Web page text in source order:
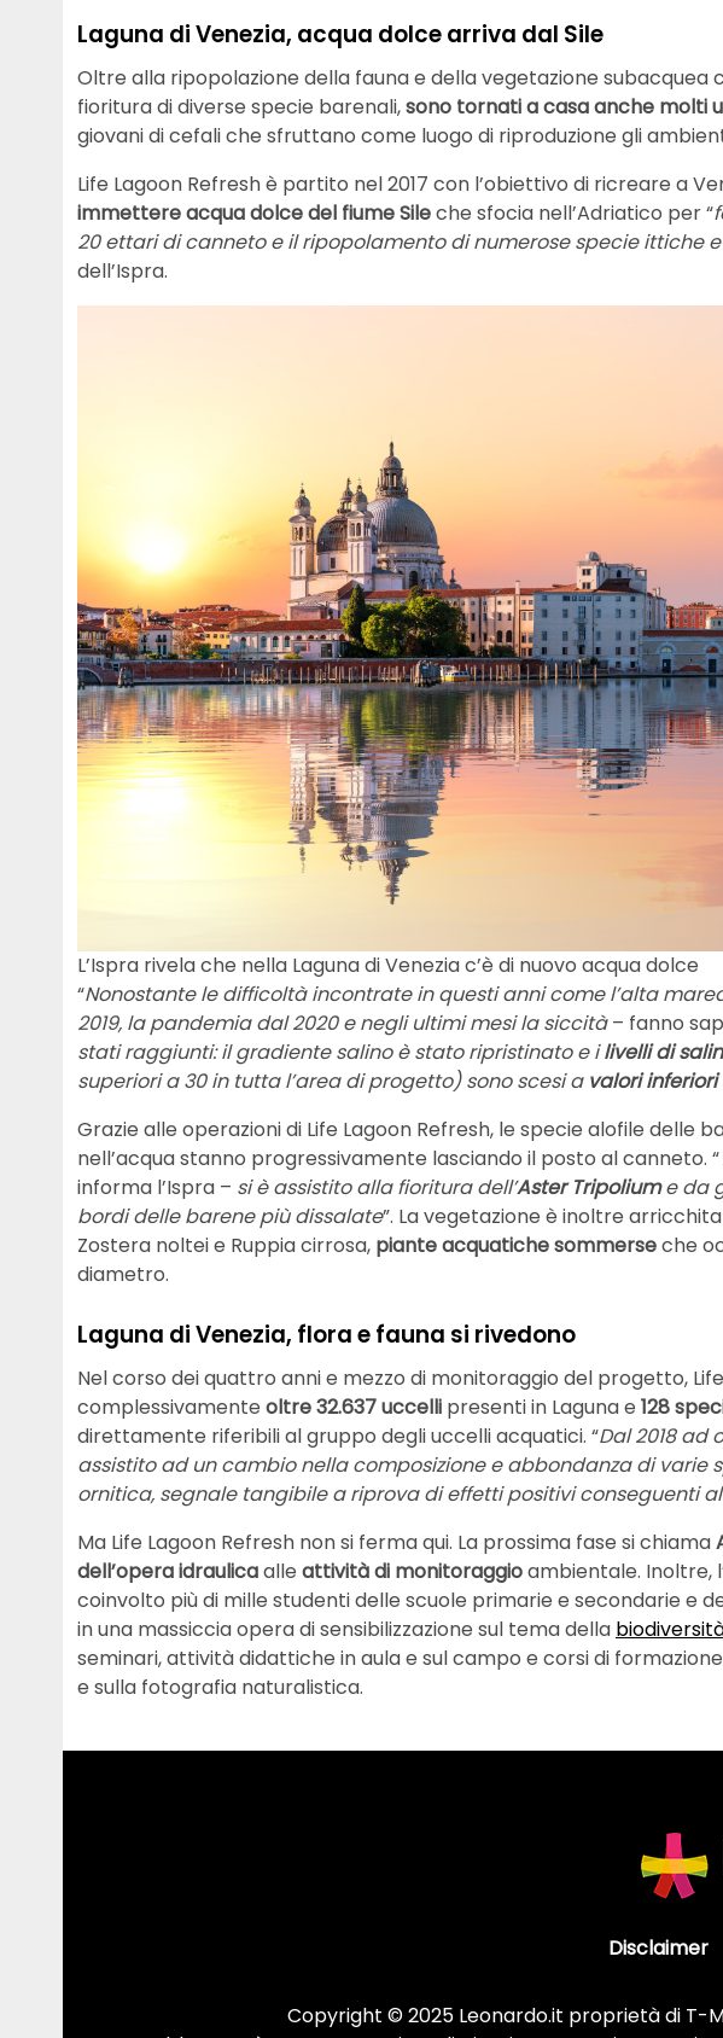
Laguna di Venezia, acqua dolce arriva dal Sile
Oltre alla ripopolazione della fauna e della vegetazione
fioritura di diverse specie barenali,sono tornati a casa anche molti
giovani di cefali che sfruttano come luogo di riproduzione gli
Life Lagoon Refresh è partito nel 2017 con l’obiettivo di ricreare a
immettere acqua dolce del fiume Sileche sfocia nell’Adriatico per “
20 ettari di canneto e il ripopolamento di numerose specie ittiche
dell’Ispra.
L’Ispra rivela che nella Laguna di Venezia c’è di nuovo acqua dolce
“Nonostante le difficoltà incontrate in questi anni come l’alta
2019, la pandemia dal 2020 e negli ultimi mesi la siccità– fanno
stati raggiunti: il gradiente salino è stato ripristinato e ilivelli di
superiori a 30 in tutta l’area di progetto) sono scesi a valori inferiori
Grazie alle operazioni di Life Lagoon Refresh, le specie alofile delle
nell’acqua stanno progressivamente lasciando il posto al canneto. “
informa l’Ispra – si è assistito alla fioritura dell’Aster Tripoliume da
bordi delle barene più dissalate”. La vegetazione è inoltre
Zostera noltei e Ruppia cirrosa, piante acquatiche sommerseche
diametro.
Laguna di Venezia, flora e fauna si rivedono
Nel corso dei quattro anni e mezzo di monitoraggio del progetto,
complessivamente oltre 32.637 uccelli presenti in Laguna e 128
direttamente riferibili al gruppo degli uccelli acquatici. “Dal 2018 ad
assistito ad un cambio nella composizione e abbondanza di varie
ornitica, segnale tangibile a riprova di effetti positivi conseguenti
Ma Life Lagoon Refresh non si ferma qui. La prossima fase si chiama
dell’opera idraulicaalle attività di monitoraggioambientale. Inoltre,
coinvolto più di mille studenti delle scuole primarie e secondarie e
in una massiccia opera di sensibilizzazione sul tema della
seminari, attività didattiche in aula e sul campo e corsi di
e sulla fotografia naturalistica.
Disclaimer
Copyright © 2025 Leonardo.it proprietà di T-